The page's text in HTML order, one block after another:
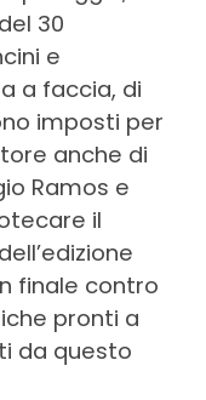
30
e
a faccia, di
imposti per
anche di
Ramos e
il
finale contro
pronti a
da questo